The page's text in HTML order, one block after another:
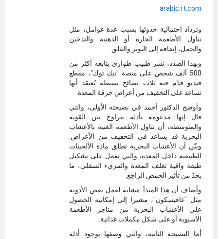
arabic.rt.com
وتزداد احتمالية حدوثها بسبب عدة عوامل، مثل
تناول الأطعمة الحارة أو الدهنية والتدخين
والحمل، إضافة إلى التوتر والقلق.
وبهذا الصدد، نشر طبيب طوارئ يتابعه أكثر من
500 ألف شخص على منصة "تيك توك"، مقطع
فيديو قدّم فيه ثلاث نصائح بسيطة يُعتقد أنها
تساعد على التخفيف من أعراض حرقة المعدة.
وأوضح الدكتور أحمد في نصيحته الأولى، والتي
قال إنها مدعومة بأدلة تتراوح بين القوية
والمتوسطة، أن تناول الأطعمة الغنية بالأعشاب
البحرية قد يساعد في التخفيف من الأعراض.
وبيّن أن الأعشاب البحرية تطلق مادة الألجينات
الطبيعية داخل المعدة، والتي تعمل على تشكيل
طبقة واقية تغلف المعدة والمريء السفلي، ما
يحدّ من تأثير الحمض الراجع.
وأضاف أن هذا المبدأ مشابه لعمل بعض الأدوية
مثل "غافيسكون"، مشيرا إلى إمكانية الحصول
على الأعشاب البحرية من متاجر الأطعمة
الآسيوية أو على شكل مكملات غذائية.
أما النصيحة الثانية، والتي وصفها بوجود أدلة